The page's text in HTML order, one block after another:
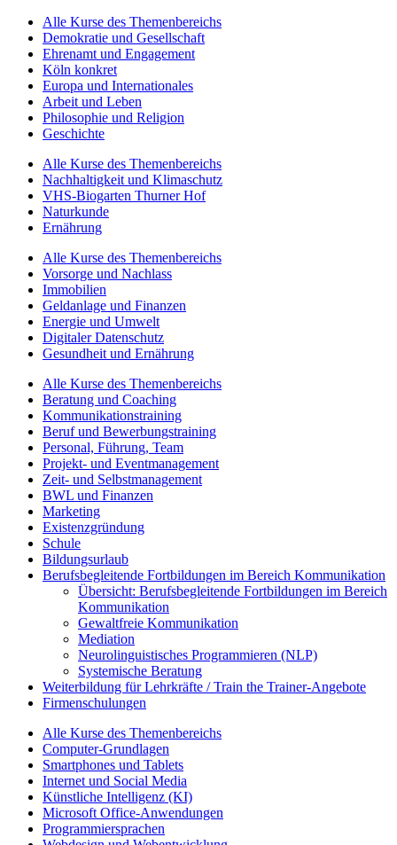
Alle Kurse des Themenbereichs
Demokratie und Gesellschaft
Ehrenamt und Engagement
Köln konkret
Europa und Internationales
Arbeit und Leben
Philosophie und Religion
Geschichte
Alle Kurse des Themenbereichs
Nachhaltigkeit und Klimaschutz
VHS-Biogarten Thurner Hof
Naturkunde
Ernährung
Alle Kurse des Themenbereichs
Vorsorge und Nachlass
Immobilien
Geldanlage und Finanzen
Energie und Umwelt
Digitaler Datenschutz
Gesundheit und Ernährung
Alle Kurse des Themenbereichs
Beratung und Coaching
Kommunikationstraining
Beruf und Bewerbungstraining
Personal, Führung, Team
Projekt- und Eventmanagement
Zeit- und Selbstmanagement
BWL und Finanzen
Marketing
Existenzgründung
Schule
Bildungsurlaub
Berufsbegleitende Fortbildungen im Bereich Kommunikation
Übersicht: Berufsbegleitende Fortbildungen im Bereich
Kommunikation
Gewaltfreie Kommunikation
Mediation
Neurolinguistisches Programmieren (NLP)
Systemische Beratung
Weiterbildung für Lehrkräfte / Train the Trainer-Angebote
Firmenschulungen
Alle Kurse des Themenbereichs
Computer-Grundlagen
Smartphones und Tablets
Internet und Social Media
Künstliche Intelligenz (KI)
Microsoft Office-Anwendungen
Programmiersprachen